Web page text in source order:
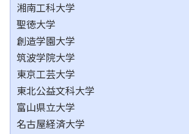
湘南工科大学
聖徳大学
創造学園大学
筑波学院大学
東京工芸大学
東北公益文科大学
富山県立大学
名古屋経済大学